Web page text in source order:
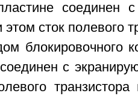
соединен
этом сток полевого
блокировочного
с